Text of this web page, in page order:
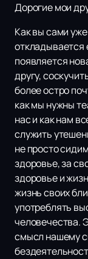
Дорогие мои
Как вы сами
откладывается
появляется
другу,
более остро
как мы нужны
нас и как нам
служить
не просто
здоровье, за
здоровье и
жизнь своих
употреблять
человечества.
смысл нашему